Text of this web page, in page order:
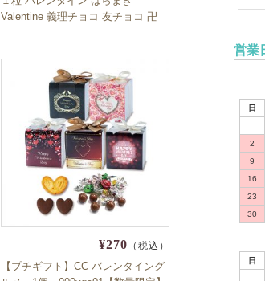
Valentine 義理チョコ 友チョコ 卍
¥270 （税込）
【プチギフト】CC バレンタイング
営業
日
2
9
16
23
30
日